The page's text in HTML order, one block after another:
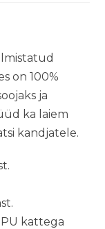
on 100%
ja
ka laiem
kandjatele.
kattega